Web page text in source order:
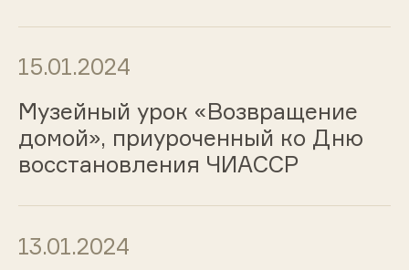
15.01.2024
Музейный урок «Возвращение
домой», приуроченный ко Дню
восстановления ЧИАССР
13.01.2024